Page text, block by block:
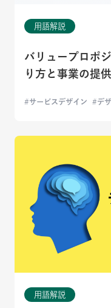
用語解説
バリュープロポ
り方と事業の提
サービスデザイン デ
用語解説